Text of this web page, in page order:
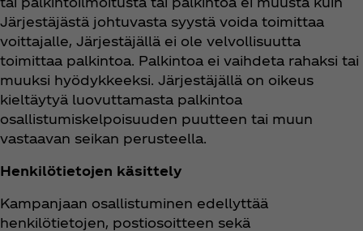
Järjestäjästä johtuvasta syystä voida toimittaa
voittajalle, Järjestäjällä ei ole velvollisuutta
toimittaa palkintoa. Palkintoa ei vaihdeta rahaksi tai
muuksi hyödykkeeksi. Järjestäjällä on oikeus
kieltäytyä luovuttamasta palkintoa
osallistumiskelpoisuuden puutteen tai muun
vastaavan seikan perusteella.
Henkilötietojen käsittely
Kampanjaan osallistuminen edellyttää
henkilötietojen, postiosoitteen sekä